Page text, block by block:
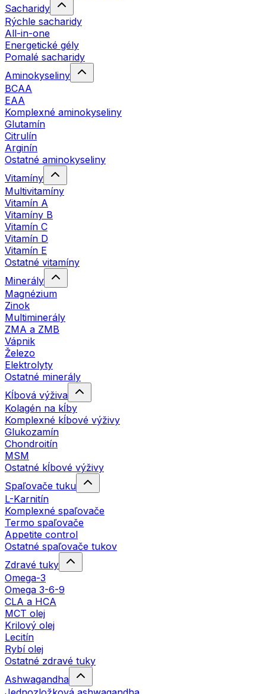
Sacharidy
Rýchle sacharidy
All-in-one
Energetické gély
Pomalé sacharidy
Aminokyseliny
BCAA
EAA
Komplexné aminokyseliny
Glutamín
Citrulín
Arginín
Ostatné aminokyseliny
Vitamíny
Multivitamíny
Vitamín A
Vitamíny B
Vitamín C
Vitamín D
Vitamín E
Ostatné vitamíny
Minerály
Magnézium
Zinok
Multiminerály
ZMA a ZMB
Vápnik
Železo
Elektrolyty
Ostatné minerály
Kĺbová výživa
Kolagén na kĺby
Komplexné kĺbové výživy
Glukozamín
Chondroitín
MSM
Ostatné kĺbové výživy
Spaľovače tuku
L-Karnitín
Komplexné spaľovače
Termo spaľovače
Appetite control
Ostatné spaľovače tukov
Zdravé tuky
Omega-3
Omega 3-6-9
CLA a HCA
MCT olej
Krilový olej
Lecitín
Rybí olej
Ostatné zdravé tuky
Ashwagandha